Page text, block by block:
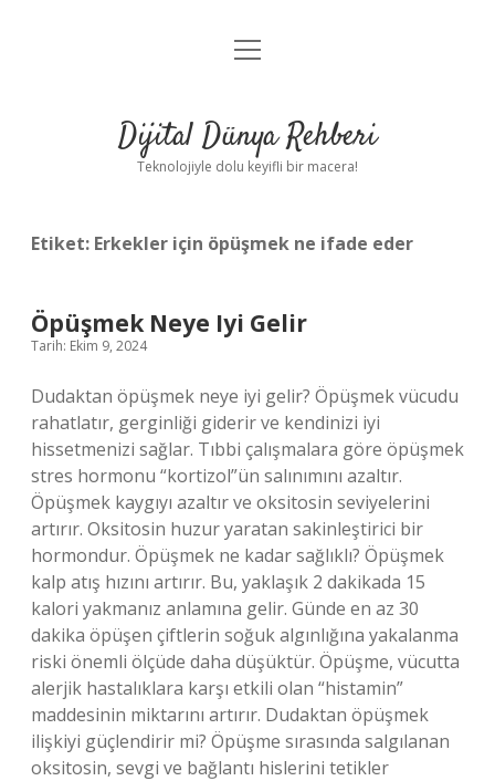
Anasayfa
Yasal Uyarı
menüyü
Dijital Dünya Rehberi
Teknolojiyle dolu keyifli bir macera!
Etiket: Erkekler için öpüşmek ne ifade eder
Öpüşmek Neye Iyi Gelir
Tarih: Ekim 9, 2024
Dudaktan öpüşmek neye iyi gelir? Öpüşmek vücudu
rahatlatır, gerginliği giderir ve kendinizi iyi
hissetmenizi sağlar. Tıbbi çalışmalara göre öpüşmek
stres hormonu “kortizol”ün salınımını azaltır.
Öpüşmek kaygıyı azaltır ve oksitosin seviyelerini
artırır. Oksitosin huzur yaratan sakinleştirici bir
hormondur. Öpüşmek ne kadar sağlıklı? Öpüşmek
kalp atış hızını artırır. Bu, yaklaşık 2 dakikada 15
kalori yakmanız anlamına gelir. Günde en az 30
dakika öpüşen çiftlerin soğuk algınlığına yakalanma
riski önemli ölçüde daha düşüktür. Öpüşme, vücutta
alerjik hastalıklara karşı etkili olan “histamin”
maddesinin miktarını artırır. Dudaktan öpüşmek
ilişkiyi güçlendirir mi? Öpüşme sırasında salgılanan
oksitosin, sevgi ve bağlantı hislerini tetikler